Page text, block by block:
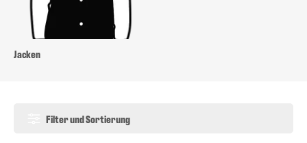
Jacken
Filter und Sortierung